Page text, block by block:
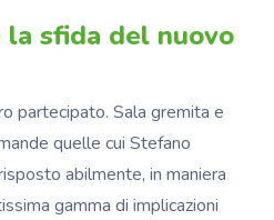
sfida del nuovo
partecipato. Sala gremita e
quelle cui Stefano
abilmente, in maniera
gamma di implicazioni